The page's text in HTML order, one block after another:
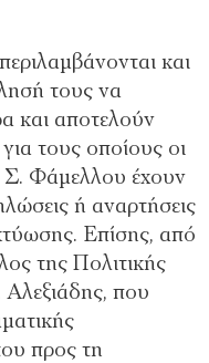
και
τους να
και αποτελούν
τους οποίους οι
Σ. Φάμελλου έχουν
ή αναρτήσεις
Επίσης, από
της Πολιτικής
που
προς τη